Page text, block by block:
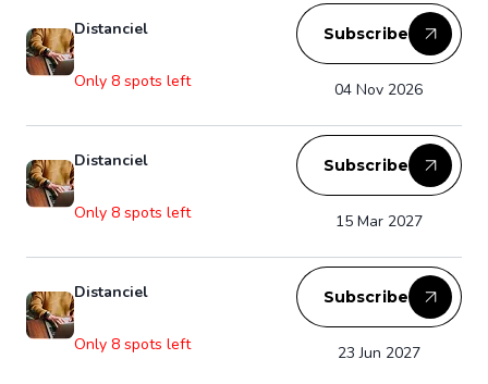
Distanciel
Only 8 spots left 04 Nov 2026
Subscribe
Distanciel
Only 8 spots left 15 Mar 2027
Subscribe
Distanciel
Only 8 spots left 23 Jun 2027
Subscribe